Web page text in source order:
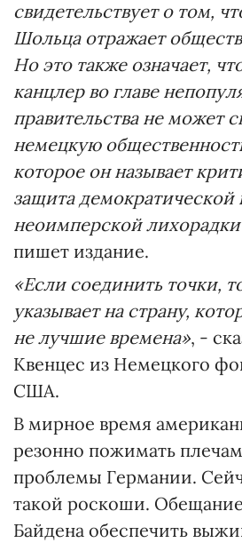
свидетельствует о том,
Шольца отражает
Но это также означает,
канцлер во главе
правительства не может
немецкую
которое он называет
защита демократической
неоимперской
пишет издание.
«Если соединить точки,
указывает на страну,
не лучшие времена», -
Квенцес из Немецкого
США.
В мирное время
резонно пожимать
проблемы Германии.
такой роскоши.
Байдена обеспечить